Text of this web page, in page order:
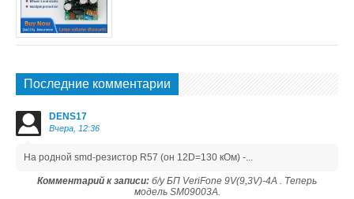
Последние комментарии
DENS17
Вчера, 12:36
На родной smd-резистор R57 (он 12D=130 кОм) -...
Комментарий к записи: б/у БП VeriFone 9V(9,3V)-4A . Теперь
модель SM09003A.